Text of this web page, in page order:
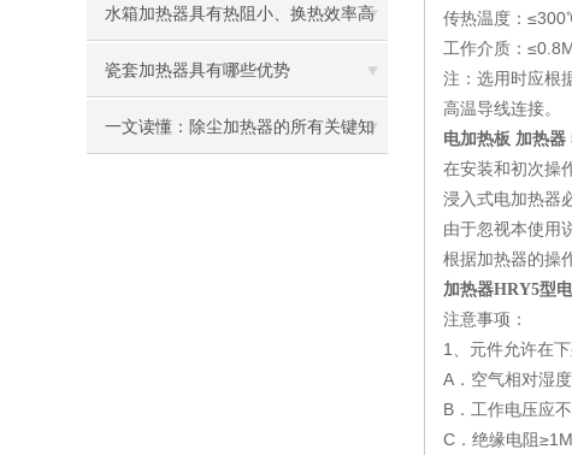
呢？
水箱加热器具有热阻小、换热效率高
的优点
瓷套加热器具有哪些优势
一文读懂：除尘加热器的所有关键知
传热温度：
工作介质：
注：选用时应根
高温导线连接。
电加热板 加热
在安装和初次操
浸入式电加热器
由于忽视本使用
根据加热器的操
加热器HRY5型
注意事项：
1、 元件允许在
A．空气相对湿
B．工作电压应
C．绝缘电阻